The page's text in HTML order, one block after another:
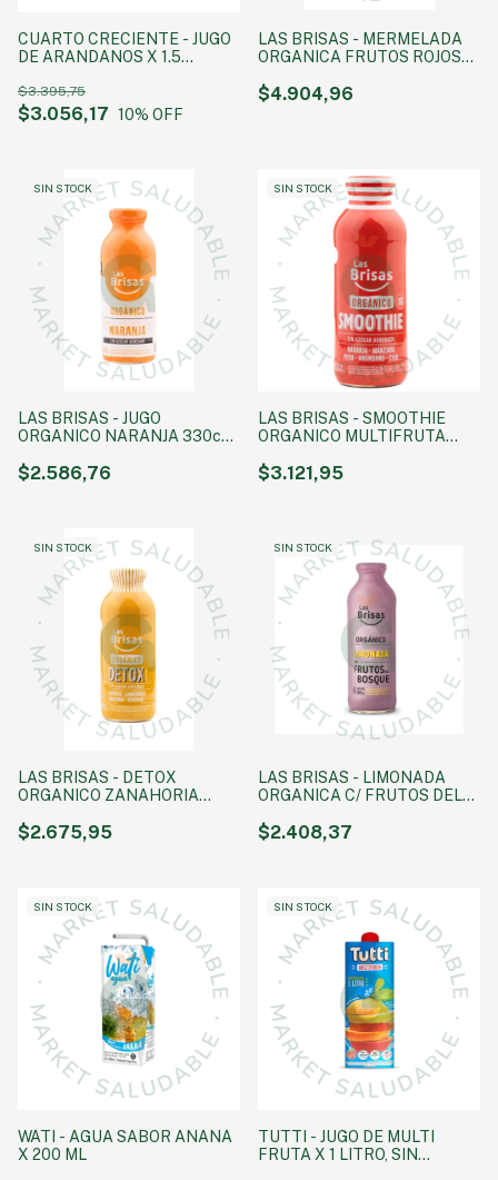
CUARTO CRECIENTE - JUGO
DE ARANDANOS X 1.5
$3.056,17
$3.395,75
10% OFF
LAS BRISAS - MERMELADA
ORGANICA FRUTOS ROJOS
$4.904,96
SIN STOCK
LAS BRISAS - JUGO
ORGANICO NARANJA 330cc
$2.586,76
SIN STOCK
LAS BRISAS - SMOOTHIE
ORGANICO MULTIFRUTA
$3.121,95
SIN STOCK
LAS BRISAS - DETOX
ORGANICO ZANAHORIA
$2.675,95
SIN STOCK
LAS BRISAS - LIMONADA
ORGANICA C/ FRUTOS DEL
$2.408,37
SIN STOCK
WATI - AGUA SABOR ANANA
X 200 ML
SIN STOCK
TUTTI - JUGO DE MULTI
FRUTA X 1 LITRO, SIN